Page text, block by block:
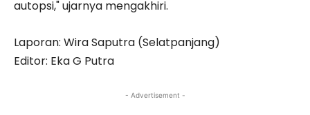
autopsi," ujarnya mengakhiri.
Laporan: Wira Saputra (Selatpanjang)
Editor: Eka G Putra
- Advertisement -